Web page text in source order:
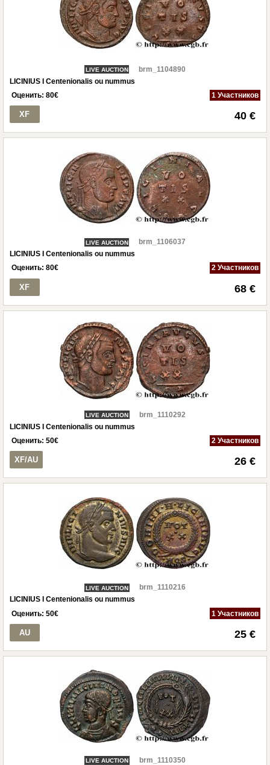
LIVE AUCTION
brm_1104890
LICINIUS I Centenionalis ou nummus
Оценить: 80€ 1 Участников
XF 40 €
LIVE AUCTION
brm_1106037
LICINIUS I Centenionalis ou nummus
Оценить: 80€ 2 Участников
XF 68 €
LIVE AUCTION
brm_1110292
LICINIUS I Centenionalis ou nummus
Оценить: 50€ 2 Участников
XF/AU 26 €
LIVE AUCTION
brm_1110216
LICINIUS I Centenionalis ou nummus
Оценить: 50€ 1 Участников
AU 25 €
LIVE AUCTION
brm_1110350